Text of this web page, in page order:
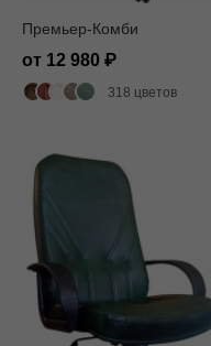
Премьер-Комби
от 12 980
318 цветов